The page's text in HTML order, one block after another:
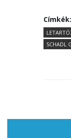
Címkék:
SCHADL